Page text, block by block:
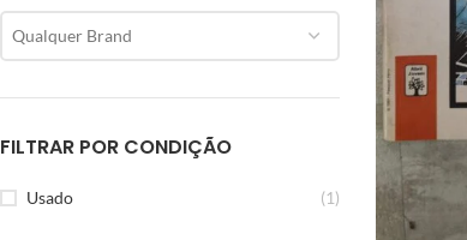
Qualquer Brand
FILTRAR POR CONDIÇÃO
Usado (1)